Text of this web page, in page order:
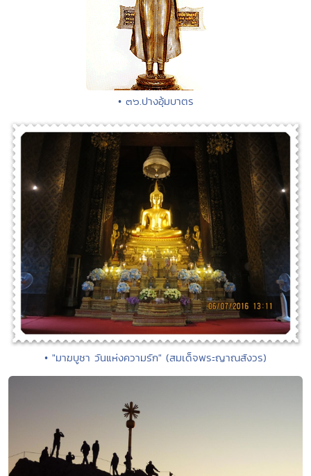
• ๓๖.ปางอุ้มบาตร
• "มาฆบูชา วันแห่งความรัก" (สมเด็จพระญาณสังวร)